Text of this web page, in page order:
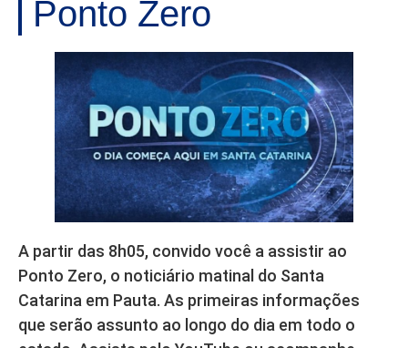
Ponto Zero
A partir das 8h05, convido você a assistir ao
Ponto Zero, o noticiário matinal do Santa
Catarina em Pauta. As primeiras informações
que serão assunto ao longo do dia em todo o